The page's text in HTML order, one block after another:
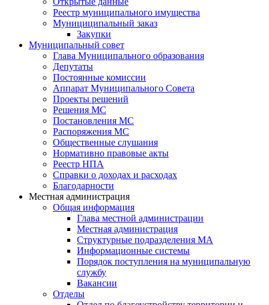
Реестр муниципального имущества
Мунициципальный заказ
Закупки
Муниципальный совет
Глава Муниципального образования
Депутаты
Постоянные комиссии
Аппарат Муниципального Совета
Проекты решений
Решения МС
Постановления МС
Распоряжения МС
Общественные слушания
Нормативно правовые акты
Реестр НПА
Справки о доходах и расходах
Благодарности
Местная администрация
Общая информация
Глава местной администрации
Местная администрация
Структурные подразделения МА
Информационные системы
Порядок поступления на муниципальную
службу
Вакансии
Отделы